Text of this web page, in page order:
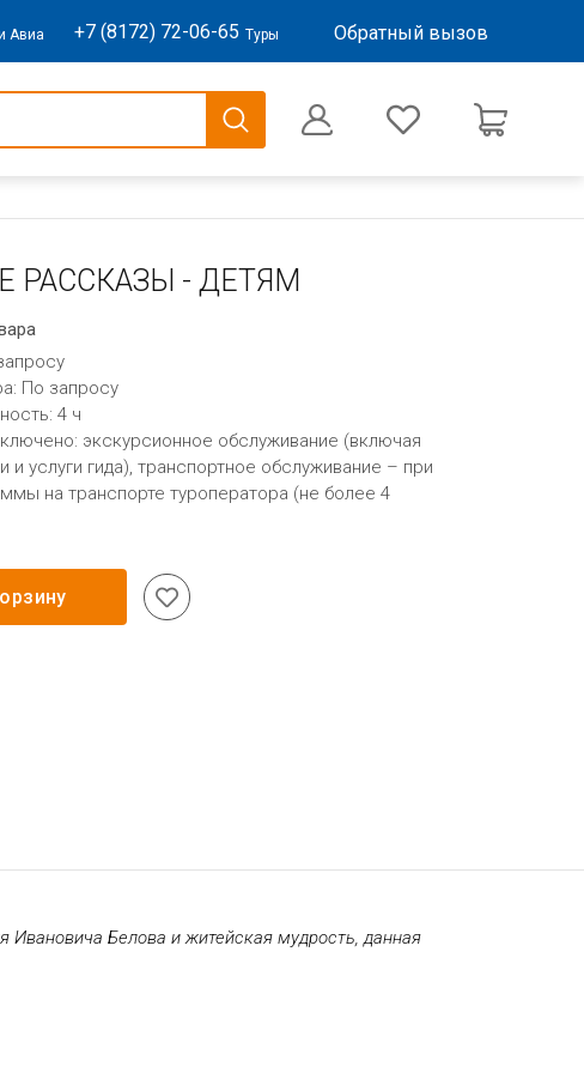
Авиа +7 (8172) 72-06-65 Туры Обратный вызов
РАССКАЗЫ - ДЕТЯМ
По запросу
4 ч
экскурсионное обслуживание (включая
и услуги гида), транспортное обслуживание – при
на транспорте туроператора (не более 4
Белова и житейская мудрость, данная